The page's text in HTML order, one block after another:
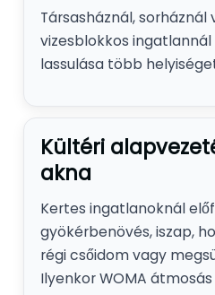
Társasháznál,
vizesblokkos ingatlannál
lassulása több
Kültéri
akna
Kertes ingatlanoknál
gyökérbenövés, iszap,
régi csőidom vagy
Ilyenkor WOMA